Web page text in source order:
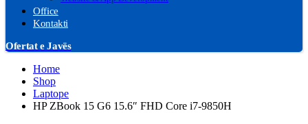
Office
Kontakti
Ofertat e Javës
Home
Shop
Laptope
HP ZBook 15 G6 15.6″ FHD Core i7-9850H